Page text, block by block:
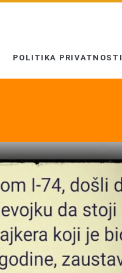
POLITIKA PRIVATNOSTI